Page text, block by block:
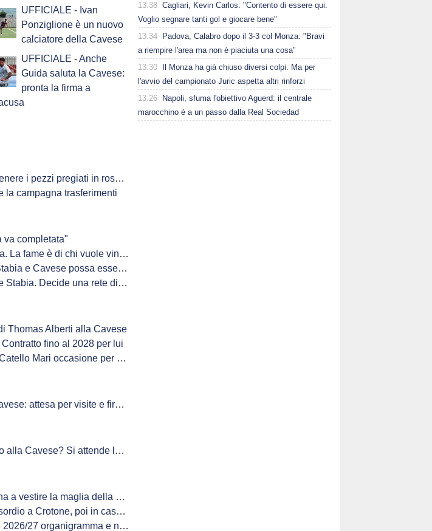
UFFICIALE - Ivan
Ponziglione è un nuovo
calciatore della Cavese
UFFICIALE - Anche
Guida saluta la Cavese:
pronta la firma a
Masitto? Grande voglia di fare bene"
la campagna trasferimenti
va completata"
fame è di chi vuole vincere"
possa essere un spot per il futuro"
Decide una rete di Sandrucci
Thomas Alberti alla Cavese
fino al 2028 per lui
per unire due popoli nel suo ricordo"
per visite e firma sul contratto
attende la risoluzione con il Novara
la maglia della Cavese
poi in casa col Giugliano
e novità sulle panchine
13:38 Cagliari, Kevin Carlos: "Contento di essere qui.
Voglio segnare tanti gol e giocare bene"
13:34
Padova, Calabro dopo il 3-3 col Monza: "Bravi
a riempire l'area ma non è piaciuta una cosa"
13:30
Il Monza ha già chiuso diversi colpi. Ma per
l'avvio del campionato Juric aspetta altri rinforzi
13:26
Napoli, sfuma l'obiettivo Aguerd: il centrale
marocchino è a un passo dalla Real Sociedad